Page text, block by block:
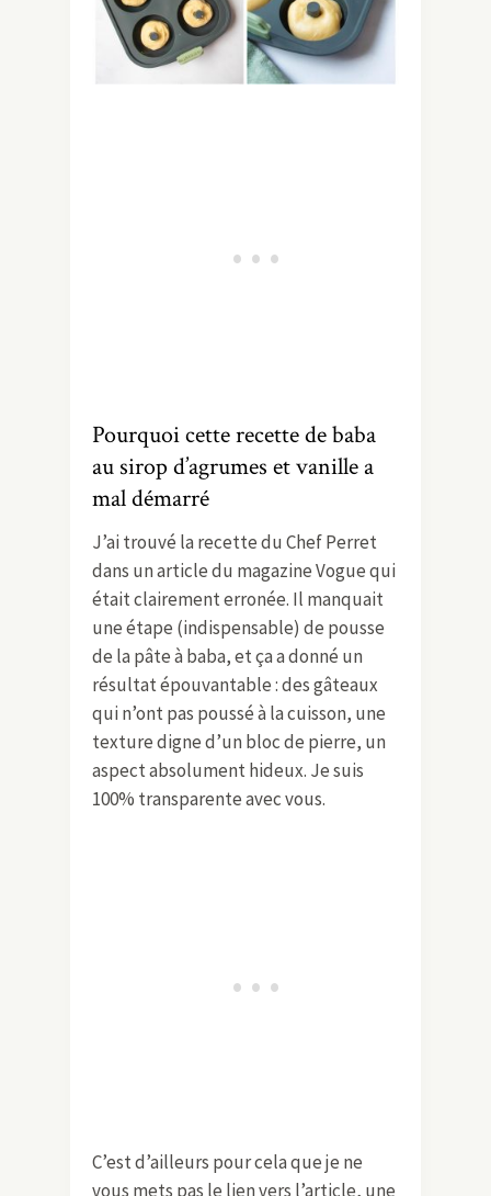
Pourquoi cette recette de baba
au sirop d’agrumes et vanille a
mal démarré
J’ai trouvé la recette du Chef Perret
dans un article du magazine Vogue qui
était clairement erronée. Il manquait
une étape (indispensable) de pousse
de la pâte à baba, et ça a donné un
résultat épouvantable : des gâteaux
qui n’ont pas poussé à la cuisson, une
texture digne d’un bloc de pierre, un
aspect absolument hideux. Je suis
100% transparente avec vous.
C’est d’ailleurs pour cela que je ne
vous mets pas le lien vers l’article, une